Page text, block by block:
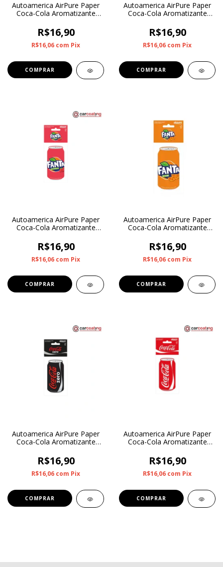
Autoamerica AirPure Paper
Coca-Cola Aromatizante
R$16,90
R$16,06 com Pix
Autoamerica AirPure Paper
Coca-Cola Aromatizante
R$16,90
R$16,06 com Pix
Autoamerica AirPure Paper
Coca-Cola Aromatizante
R$16,90
R$16,06 com Pix
Autoamerica AirPure Paper
Coca-Cola Aromatizante
R$16,90
R$16,06 com Pix
Autoamerica AirPure Paper
Coca-Cola Aromatizante
R$16,90
R$16,06 com Pix
Autoamerica AirPure Paper
Coca-Cola Aromatizante
R$16,90
R$16,06 com Pix